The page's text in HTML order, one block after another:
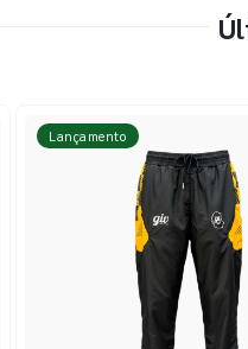
Lançamento